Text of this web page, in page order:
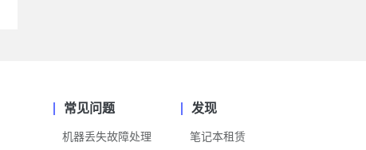
常见问题
机器丢失故障处理
发现
笔记本租赁